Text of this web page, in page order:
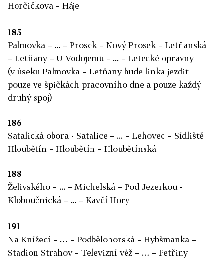
Horčičkova – Háje
185
Palmovka – ... – Prosek – Nový Prosek – Letňanská
– Letňany – U Vodojemu – ... – Letecké opravny
(v úseku Palmovka – Letňany bude linka jezdit
pouze ve špičkách pracovního dne a pouze každý
druhý spoj)
186
Satalická obora - Satalice – ... – Lehovec – Sídliště
Hloubětín – Hloubětín – Hloubětínská
188
Želivského – ... – Michelská – Pod Jezerkou -
Kloboučnická – ... – Kavčí Hory
191
Na Knížecí – … – Podbělohorská – Hybšmanka –
Stadion Strahov – Televizní věž – … – Petřiny